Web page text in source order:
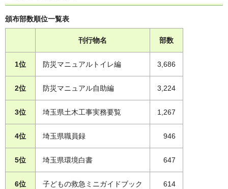
頒布部数順位一覧表
刊行物名 部数
1位 防災マニュアルトイレ編 3,686
2位 防災マニュアル自助編 3,224
3位 埼玉県土木工事実務要覧 1,267
4位 埼玉県職員録 946
5位 埼玉県環境白書 647
6位 子どもの救急ミニガイドブック 614